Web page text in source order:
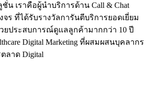
เราคือผู้นำบริการด้าน Call & Chat
งจร ที่ได้รับรางวัลการันตีบริการยอดเยี่ยม
ยประสบการณ์ดูแลลูกค้ามากกว่า 10 ปี
Digital Marketing ที่ผสมผสนบุคลากร
ลาด Digital